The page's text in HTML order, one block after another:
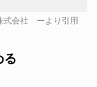
式会社 ーより引用
る